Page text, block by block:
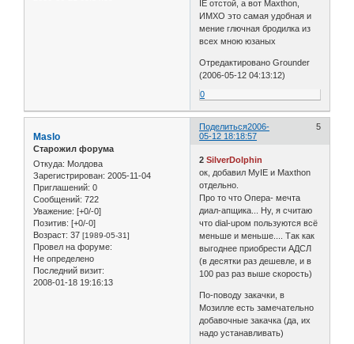
IE отстой, а вот Maxthon,
ИМХО это самая удобная и
мение глючная бродилка из
всех мною юзаных
Отредактировано Grounder
(2006-05-12 04:13:12)
0
Поделиться 5
2006-
05-12 18:18:57
Maslo
Старожил форума
Откуда: Молдова
Зарегистрирован: 2005-11-04
Приглашений: 0
Сообщений: 722
Уважение: [+0/-0]
Позитив: [+0/-0]
Возраст: 37 [1989-05-31]
Провел на форуме:
Не определено
Последний визит:
2008-01-18 19:16:13
2SilverDolphin
ок, добавил MyIE и Maxthon
отдельно.
Про то что Опера- мечта
диал-апщика... Ну, я считаю
что dial-upом пользуются всё
меньше и меньше.... Так как
выгоднее приобрести АДСЛ
(в десятки раз дешевле, и в
100 раз раз выше скорость)
По-поводу закачки, в
Мозилле есть замечательно
добавочные закачка (да, их
надо устанавливать)